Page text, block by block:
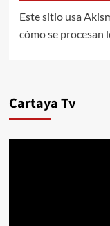
Este sitio usa
cómo se procesan
Cartaya Tv